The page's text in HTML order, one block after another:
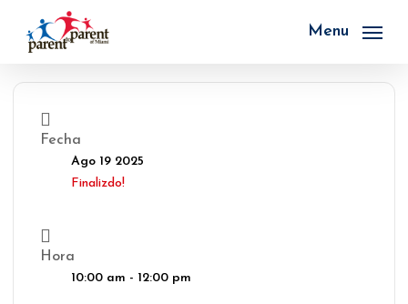
main
Menu
Fecha
Ago 19 2025
Finalizdo!
Hora
10:00 am - 12:00 pm